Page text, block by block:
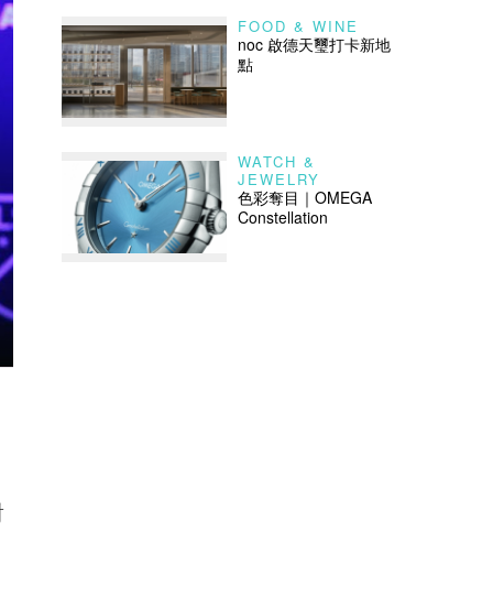
FOOD & WINE
noc 啟德天璽打卡新地
點
WATCH &
JEWELRY
色彩奪目｜OMEGA
Constellation